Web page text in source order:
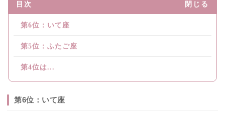
目次 閉じる
第6位：いて座
第5位：ふたご座
第4位は...
第6位：いて座